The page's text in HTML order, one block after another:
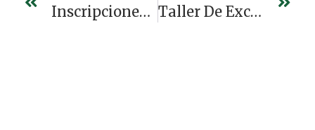
Inscripciones Abiertas Seminario Virtual Información Exógena 2024 Taller De Excel, Nivel Intermedio, Con Análisis De Datos, Aplicados A Las Cooperativas.